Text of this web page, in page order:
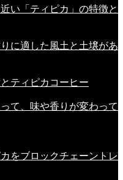
い「ティピカ」の特徴と
に適した風土と土壌があ
ティピカコーヒー
て、味や香りが変わって
をブロックチェーントレ